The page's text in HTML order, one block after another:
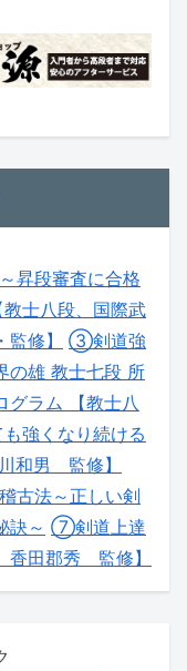
昇段審査に合格
士八段、国際武
修】
③剣道強
の雄 教士七段 所
ラム 【教士八
強くなり続ける
和男 監修】
古法～正しい剣
訣～ ⑦剣道上達
田郡秀 監修】